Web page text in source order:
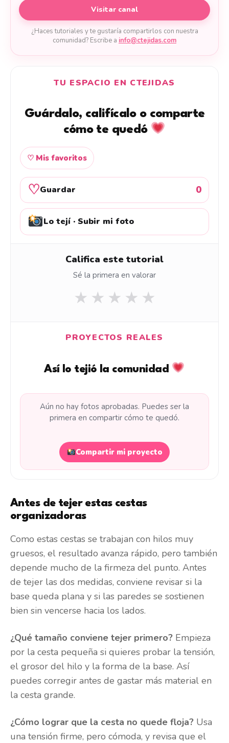
Visitar canal
¿Haces tutoriales y te gustaría compartirlos con nuestra
comunidad? Escribe a info@ctejidas.com
TU ESPACIO EN CTEJIDAS
Guárdalo, califícalo o comparte
cómo te quedó
♡ Mis favoritos
♡Guardar 0
Lo tejí · Subir mi foto
Califica este tutorial
Sé la primera en valorar
★ ★ ★ ★ ★
PROYECTOS REALES
Así lo tejió la comunidad
Aún no hay fotos aprobadas. Puedes ser la
primera en compartir cómo te quedó.
Compartir mi proyecto
Antes de tejer estas cestas
organizadoras
Como estas cestas se trabajan con hilos muy
gruesos, el resultado avanza rápido, pero también
depende mucho de la firmeza del punto. Antes
de tejer las dos medidas, conviene revisar si la
base queda plana y si las paredes se sostienen
bien sin vencerse hacia los lados.
¿Qué tamaño conviene tejer primero? Empieza
por la cesta pequeña si quieres probar la tensión,
el grosor del hilo y la forma de la base. Así
puedes corregir antes de gastar más material en
la cesta grande.
¿Cómo lograr que la cesta no quede floja? Usa
una tensión firme, pero cómoda, y revisa que el